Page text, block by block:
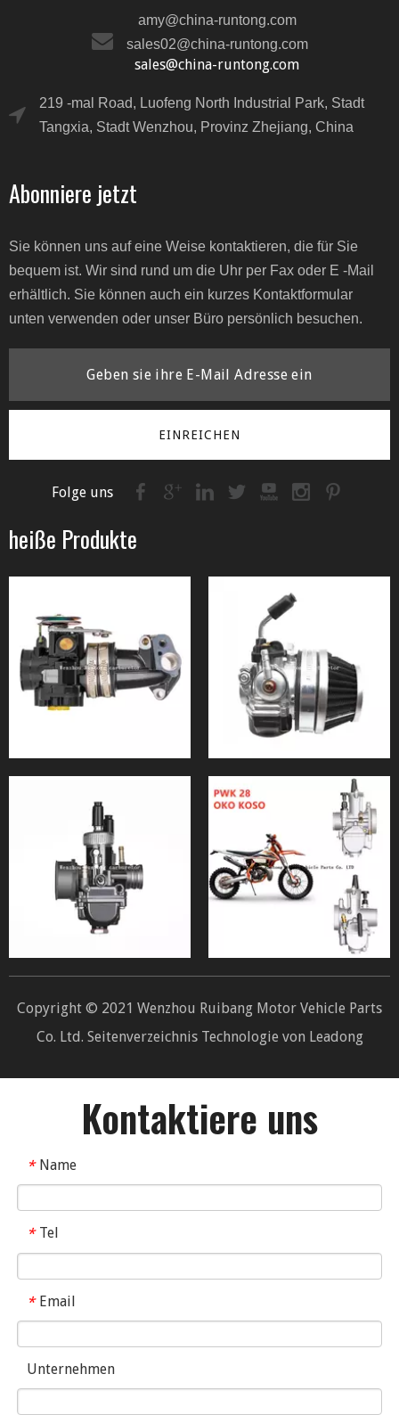
amy@china-runtong.com
sales02@china-runtong.com
sales@china-runtong.com
219 -mal Road, Luofeng North Industrial Park, Stadt
Tangxia, Stadt Wenzhou, Provinz Zhejiang, China
Abonniere jetzt
Sie können uns auf eine Weise kontaktieren, die für Sie
bequem ist. Wir sind rund um die Uhr per Fax oder E -Mail
erhältlich. Sie können auch ein kurzes Kontaktformular
unten verwenden oder unser Büro persönlich besuchen.
EINREICHEN
Folge uns
heiße Produkte
Copyright © 2021 Wenzhou Ruibang Motor Vehicle Parts
Co. Ltd. SeitenverzeichnisTechnologie von Leadong
Kontaktiere uns
* Name
* Tel
* Email
Unternehmen